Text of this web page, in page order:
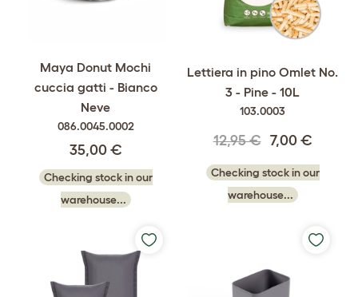
Maya Donut Mochi
cuccia gatti - Bianco
Neve
086.0045.0002
35,00 €
Checking stock in our
warehouse...
Lettiera in pino Omlet No.
3 - Pine - 10L
103.0003
12,95 € 7,00 €
Checking stock in our
warehouse...